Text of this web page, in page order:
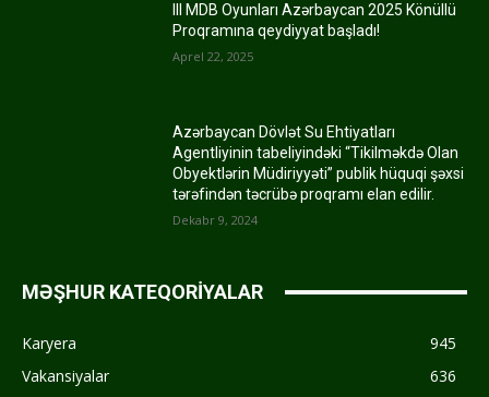
III MDB Oyunları Azərbaycan 2025 Könüllü
Proqramına qeydiyyat başladı!
Aprel 22, 2025
Azərbaycan Dövlət Su Ehtiyatları
Agentliyinin tabeliyindəki “Tikilməkdə Olan
Obyektlərin Müdiriyyəti” publik hüquqi şəxsi
tərəfindən təcrübə proqramı elan edilir.
Dekabr 9, 2024
MƏŞHUR KATEQORİYALAR
Karyera
945
Vakansiyalar
636